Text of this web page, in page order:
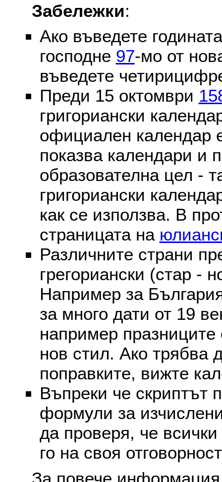
Забележки:
Ако въведете
господне 97-мо от
въведете
Преди 15 октомври
григориански
официален календар
показва календари и
образователна цел -
григориански
как се използва. В
страницата на
Различните страни
грегориански (стар -
Например за
за много дати от 19
например празниците
нов стил. Ако трябва
поправките, вижте
Въпреки че скриптът
формули за
да проверя, че
го на своя